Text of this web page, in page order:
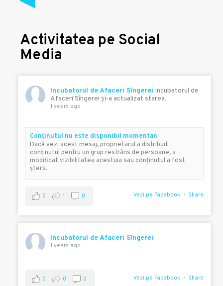
Activitatea pe Social
Media
Incubatorul de Afaceri Sîngerei Incubatorul de
Afaceri Sîngerei şi-a actualizat starea.
1 years ago
Conţinutul nu este disponibil momentan
Dacă vezi acest mesaj, proprietarul a distribuit
conţinutul pentru un grup restrâns de persoane, a
modificat vizibilitatea acestuia sau conţinutul a fost
şters.
Vezi pe Facebook Share
2 1 0
Incubatorul de Afaceri Sîngerei
1 years ago
Vezi pe Facebook Share
0 0 0